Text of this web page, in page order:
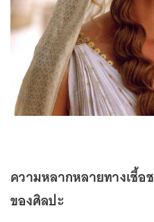
ความหลากหลายทางเชื้
ของศิลปะ